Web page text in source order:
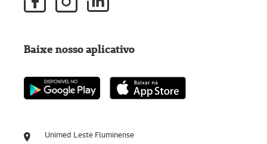
Unimed Leste Fluminense
Baixe nosso aplicativo